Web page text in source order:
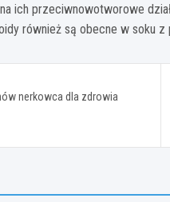
ich przeciwnowotworowe
również są obecne w soku z
nerkowca dla zdrowia